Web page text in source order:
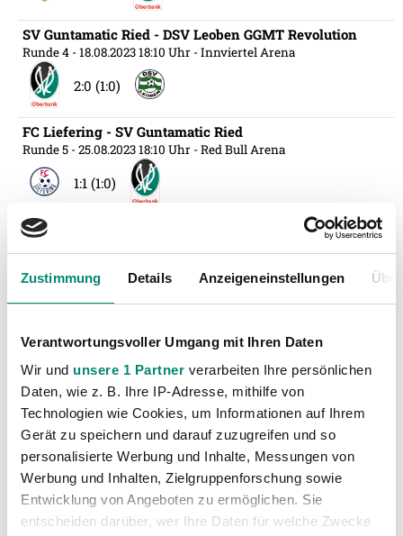
Zustimmung Details Anzeigeneinstellungen
Verantwortungsvoller Umgang mit Ihren Daten
Wir und unsere 1 Partner verarbeiten Ihre persönlichen
Daten, wie z. B. Ihre IP-Adresse, mithilfe von
Technologien wie Cookies, um Informationen auf Ihrem
Gerät zu speichern und darauf zuzugreifen und so
personalisierte Werbung und Inhalte, Messungen von
Werbung und Inhalten, Zielgruppenforschung sowie
Entwicklung von Angeboten zu ermöglichen. Sie
entscheiden darüber, wer Ihre Daten für welche Zwecke
SV Guntamatic Ried - DSV Leoben GGMT Revolution
Runde 4 - 18.08.2023 18:10 Uhr - Innviertel Arena
2:0 (1:0)
FC Liefering - SV Guntamatic Ried
Runde 5 - 25.08.2023 18:10 Uhr - Red Bull Arena
1:1 (1:0)
Grazer AK 1902 - SV Guntamatic Ried
1:0 (0:0)
Runde 7- 17.09.2023 10:30 Uhr- Innviertel Arena
2:0 (1:0)
Schwarz-Weiss Bregenz - SV Guntamatic Ried
Runde 8- 23.09.2023 20:00 Uhr- Reichshofstadion
0:0 (0:0)
SV Guntamatic Ried - RZ Pellets WAC